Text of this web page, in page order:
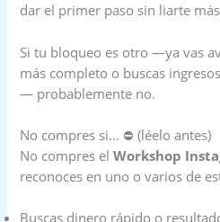
dar el primer paso sin liarte
Si tu bloqueo es otro —ya vas
más completo o buscas
— probablemente no.
No compres si… ⛔ (léelo antes)
No compres elWorkshop
reconoces en uno o varios de
Buscas dinero rápido o